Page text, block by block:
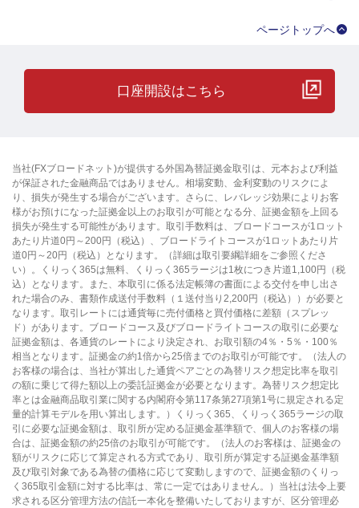
ページトップへ
口座開設はこちら
当社(FXブロードネット)が提供する外国為替証拠金取引は、元本および利益
が保証された金融商品ではありません。相場変動、金利変動のリスクによ
り、損失が発生する場合がございます。さらに、レバレッジ効果によりお客
様がお預けになった証拠金以上のお取引が可能となる分、証拠金額を上回る
損失が発生する可能性があります。取引手数料は、ブロードコースが1ロット
あたり片道0円～200円（税込）、ブロードライトコースが1ロットあたり片
道0円～20円（税込）となります。（詳細は取引要綱詳細をご参照くださ
い）。くりっく365は無料、くりっく365ラージは1枚につき片道1,100円（税
込）となります。また、本取引に係る法定帳簿の書面による交付を申し出さ
れた場合のみ、書類作成送付手数料（１送付当り2,200円（税込））が必要と
なります。取引レートには通貨毎に売付価格と買付価格に差額（スプレッ
ド）があります。ブロードコース及びブロードライトコースの取引に必要な
証拠金額は、各通貨のレートにより決定され、お取引額の4％・5％・100％
相当となります。証拠金の約1倍から25倍までのお取引が可能です。（法人の
お客様の場合は、当社が算出した通貨ペアごとの為替リスク想定比率を取引
の額に乗じて得た額以上の委託証拠金が必要となります。為替リスク想定比
率とは金融商品取引業に関する内閣府令第117条第27項第1号に規定される定
量的計算モデルを用い算出します。）くりっく365、くりっく365ラージの取
引に必要な証拠金額は、取引所が定める証拠金基準額で、個人のお客様の場
合は、証拠金額の約25倍のお取引が可能です。（法人のお客様は、証拠金の
額がリスクに応じて算定される方式であり、取引所が算定する証拠金基準額
及び取引対象である為替の価格に応じて変動しますので、証拠金額のくりっ
く365取引金額に対する比率は、常に一定ではありません。）当社は法令上要
求される区分管理方法の信託一本化を整備いたしておりますが、区分管理必